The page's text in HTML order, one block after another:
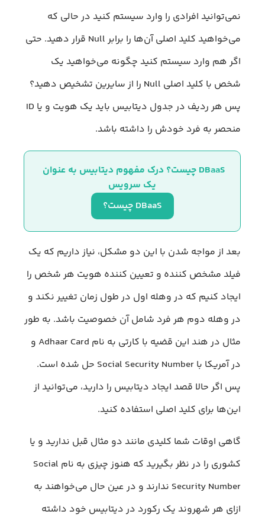
نمی‌توانید افرادی را وارد سیستم کنید در حالی که
می‌خواهید کلید اصلی آن‌ها را برابر Null قرار دهید. حتی
اگر هم وارد سیستم کنید چگونه می‌خواهید یک
شخص با کلید اصلی Null را از سایرین تشخیص دهید؟
پس هر ردیف در جدول دیتابیس باید یک هویت و یا ID
منحصر به فرد خودش را داشته باشد.
DBaaS چیست؟ درک مفهوم دیتابیس به عنوان
یک سرویس
DBaaS چیست؟
بعد از مواجه شدن با این دو مشکل، نیاز داریم که یک
فیلد مشخص کننده و تعیین کننده هویت هر شخص را
ایجاد کنیم که در وهله اول در طول زمان تغییر نکند و
در وهله دوم هر فرد شامل آن خصوصیت باشد. به طور
مثال در هند این قضیه با کارتی به نام Adhaar Card و
در آمریکا با Social Security Number حل شده است.
پس اگر حالا قصد ایجاد دیتابیس را دارید، می‌توانید از
این‌ها برای کلید اصلی استفاده کنید.
گاهی اوقات شما کلیدی مانند دو مثال قبل ندارید و یا
کشوری را در نظر بگیرید که هنوز چیزی به نام Social
Security Number ندارند و در عین حال می‌خواهند به
ازای هر شهروند یک رکورد در دیتابیس خود داشته